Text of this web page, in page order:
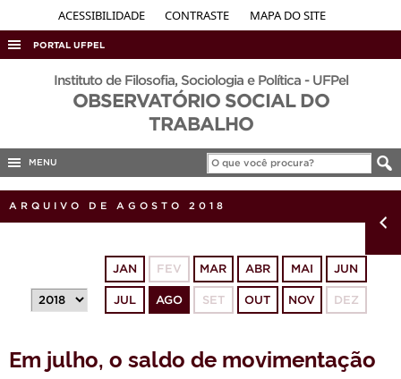
ACESSIBILIDADE CONTRASTE MAPA DO SITE
PORTAL UFPEL
ACESSO À INFORMAÇÃO
AUDITORIA
CONCURSOS
PORTARIAS
Instituto de Filosofia, Sociologia e Política - UFPel
OBSERVATÓRIO SOCIAL DO
TRABALHO
MENU
ARQUIVO DE AGOSTO 2018
JAN FEV MAR ABR MAI JUN
JUL AGO SET OUT NOV DEZ
Em julho, o saldo de movimentação